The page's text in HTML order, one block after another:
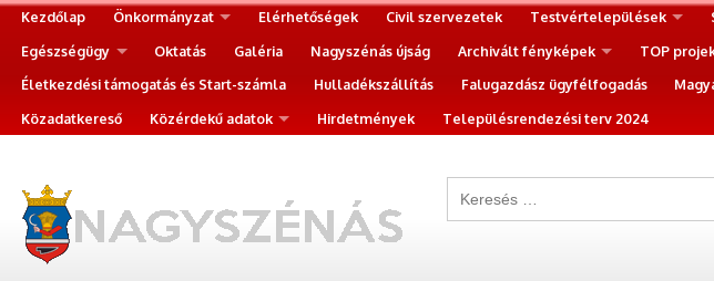
Kezdőlap Önkormányzat Elérhetőségek Civil szervezetek Testvértelepülések
Egészségügy
Oktatás Galéria Nagyszénás újság Archivált fényképek TOP
Életkezdési támogatás és Start-számla
Hulladékszállítás Falugazdász ügyfélfogadás
Közadatkereső
Közérdekű adatok Hirdetmények Településrendezési terv 2024